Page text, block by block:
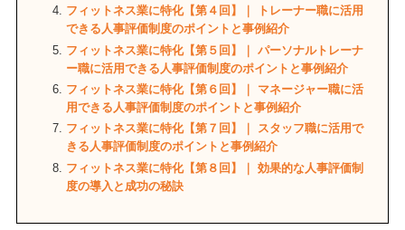
フィットネス業に特化【第４回】｜ トレーナー職に活用
できる人事評価制度のポイントと事例紹介
フィットネス業に特化【第５回】｜ パーソナルトレーナ
ー職に活用できる人事評価制度のポイントと事例紹介
フィットネス業に特化【第６回】｜ マネージャー職に活
用できる人事評価制度のポイントと事例紹介
フィットネス業に特化【第７回】｜ スタッフ職に活用で
きる人事評価制度のポイントと事例紹介
フィットネス業に特化【第８回】｜ 効果的な人事評価制
度の導入と成功の秘訣